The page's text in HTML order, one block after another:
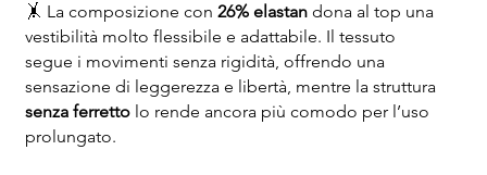
🤸 La composizione con 26% elastandona al top una
vestibilità molto flessibile e adattabile. Il tessuto
segue i movimenti senza rigidità, offrendo una
sensazione di leggerezza e libertà, mentre la struttura
senza ferrettolo rende ancora più comodo per l’uso
prolungato.